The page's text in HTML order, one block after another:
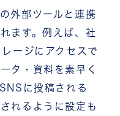
外部ツールと連携
ます。例えば、社
ージにアクセスで
タ・資料を素早く
に投稿される
れるように設定も